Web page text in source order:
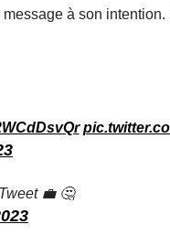
à son
💼 🤔